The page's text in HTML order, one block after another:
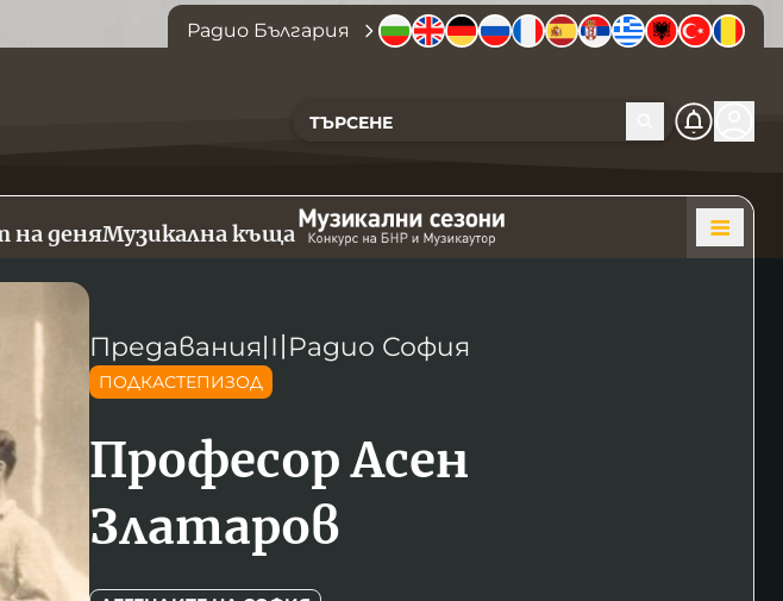
Радио България
деняМузикална къща
Предавания〣 Радио София
ПОДКАСТЕПИЗОД
Професор Асен
Златаров